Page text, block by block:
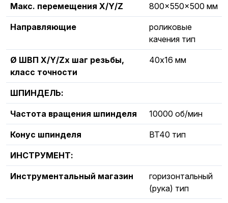
Макс. перемещения X/Y/Z 800x550x500 мм
Направляющие
роликовые
качения тип
Ø ШВП X/Y/Zх шаг резьбы,
класс точности
40х16 мм
ШПИНДЕЛЬ:
Частота вращения шпинделя 10000 об/мин
Конус шпинделя BT40 тип
ИНСТРУМЕНТ:
Инструментальный магазин
горизонтальный
(рука) тип